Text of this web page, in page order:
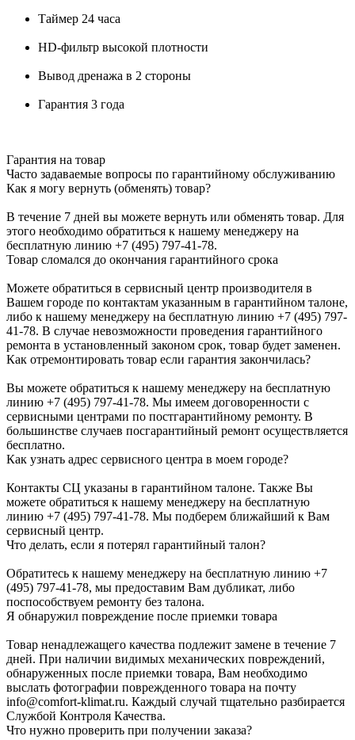
Таймер 24 часа
HD-фильтр высокой плотности
Вывод дренажа в 2 стороны
Гарантия 3 года
Гарантия на товар
Часто задаваемые вопросы по гарантийному обслуживанию
Как я могу вернуть (обменять) товар?
В течение 7 дней вы можете вернуть или обменять товар. Для
этого необходимо обратиться к нашему менеджеру на
бесплатную линию +7 (495) 797-41-78.
Товар сломался до окончания гарантийного срока
Можете обратиться в сервисный центр производителя в
Вашем городе по контактам указанным в гарантийном талоне,
либо к нашему менеджеру на бесплатную линию +7 (495) 797-
41-78. В случае невозможности проведения гарантийного
ремонта в установленный законом срок, товар будет заменен.
Как отремонтировать товар если гарантия закончилась?
Вы можете обратиться к нашему менеджеру на бесплатную
линию +7 (495) 797-41-78. Мы имеем договоренности с
сервисными центрами по постгарантийному ремонту. В
большинстве случаев посгарантийный ремонт осуществляется
бесплатно.
Как узнать адрес сервисного центра в моем городе?
Контакты СЦ указаны в гарантийном талоне. Также Вы
можете обратиться к нашему менеджеру на бесплатную
линию +7 (495) 797-41-78. Мы подберем ближайший к Вам
сервисный центр.
Что делать, если я потерял гарантийный талон?
Обратитесь к нашему менеджеру на бесплатную линию +7
(495) 797-41-78, мы предоставим Вам дубликат, либо
поспособствуем ремонту без талона.
Я обнаружил повреждение после приемки товара
Товар ненадлежащего качества подлежит замене в течение 7
дней. При наличии видимых механических повреждений,
обнаруженных после приемки товара, Вам необходимо
выслать фотографии поврежденного товара на почту
info@comfort-klimat.ru. Каждый случай тщательно разбирается
Службой Контроля Качества.
Что нужно проверить при получении заказа?